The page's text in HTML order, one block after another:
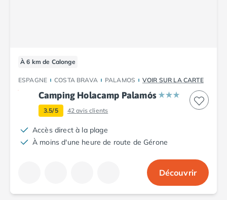
À 6 km de Calonge
ESPAGNE COSTA BRAVA PALAMOS VOIR SUR LA CARTE
Camping Holacamp Palamós
3.5/5 42avis clients
Accès direct à la plage
À moins d'une heure de route de Gérone
Découvrir